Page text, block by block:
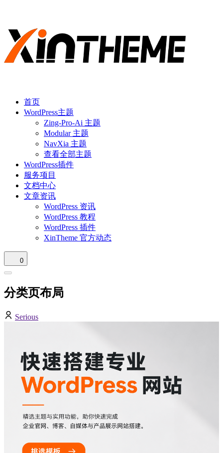
首页
WordPress主题
Zing-Pro-Ai 主题
Modular 主题
NavXia 主题
查看全部主题
WordPress插件
服务项目
文档中心
文章资讯
WordPress 资讯
WordPress 教程
WordPress 插件
XinTheme 官方动态
0
分类页布局
Serious